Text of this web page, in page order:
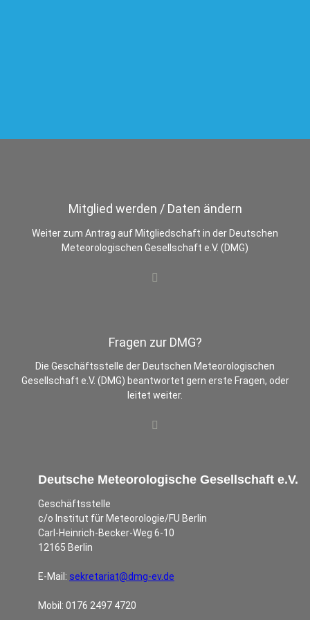
Mitglied werden / Daten ändern
Weiter zum Antrag auf Mitgliedschaft in der Deutschen
Meteorologischen Gesellschaft e.V. (DMG)
Fragen zur DMG?
Die Geschäftsstelle der Deutschen Meteorologischen
Gesellschaft e.V. (DMG) beantwortet gern erste Fragen, oder
leitet weiter.
Deutsche Meteorologische Gesellschaft e.V.
Geschäftsstelle
c/o Institut für Meteorologie/FU Berlin
Carl-Heinrich-Becker-Weg 6-10
12165 Berlin
E-Mail: sekretariat@dmg-ev.de
Mobil: 0176 2497 4720